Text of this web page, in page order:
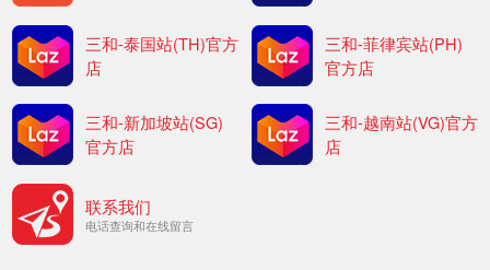
三和-泰国站(TH)官方
店
三和-菲律宾站(PH)
官方店
三和-新加坡站(SG)
官方店
三和-越南站(VG)官方
店
联系我们
电话查询和在线留言